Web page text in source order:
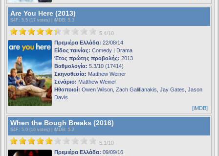
Are You Here (2013)
S4F : 5.5 (17 votes) | iMDB: 5.3
5.4/10
Πρεμιέρα Ελλάδα: 22/08/14
Είδος ταινίας: Comedy | Drama
Έτος πρώτης προβολής: 2013
Βαθμολογία: 5.3/10 (17414)
Σκηνοθεσία: Matthew Weiner
Σενάριο: Matthew Weiner
Ηθοποιοί: Owen Wilson, Zach Galifianakis, Jay Gates, Jason
Davis
[iMDB]
When the Bough Breaks (2016)
S4F : 5.0 (16 votes) | iMDB: 5.2
5.1/10
Πρεμιέρα Ελλάδα: 09/09/16